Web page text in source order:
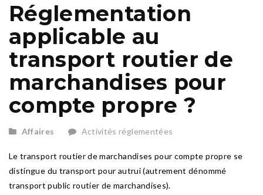
Réglementation
applicable au
transport routier de
marchandises pour
compte propre ?
Affaires Activités réglementées
Le transport routier de marchandises pour compte propre se
distingue du transport pour autrui (autrement dénommé
transport public routier de marchandises).